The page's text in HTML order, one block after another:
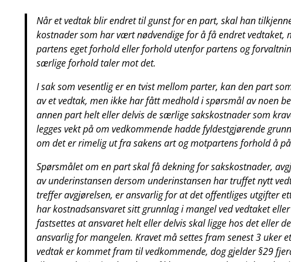
Når et vedtak blir endret til gunst for en part, skal han
kostnader som har vært nødvendige for å få endret vedtaket,
partens eget forhold eller forhold utenfor partens og
særlige forhold taler mot det.
I sak som vesentlig er en tvist mellom parter, kan den part
av et vedtak, men ikke har fått medhold i spørsmål av noen
annen part helt eller delvis de særlige sakskostnader som
legges vekt på om vedkommende hadde fyldestgjørende
om det er rimelig ut fra sakens art og motpartens forhold å
Spørsmålet om en part skal få dekning for sakskostnader,
av underinstansen dersom underinstansen har truffet nytt
treffer avgjørelsen, er ansvarlig for at det offentliges utgifter
har kostnadsansvaret sitt grunnlag i mangel ved vedtaket
fastsettes at ansvaret helt eller delvis skal ligge hos det eller
ansvarlig for mangelen. Kravet må settes fram senest 3 uker
vedtak er kommet fram til vedkommende, dog gjelder §29